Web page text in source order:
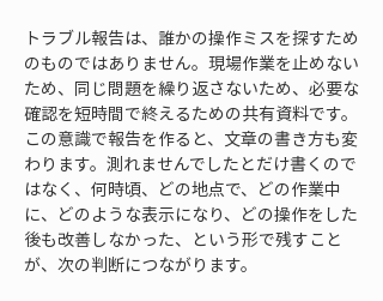
トラブル報告は、誰かの操作ミスを探すため
のものではありません。現場作業を止めない
ため、同じ問題を繰り返さないため、必要な
確認を短時間で終えるための共有資料です。
この意識で報告を作ると、文章の書き方も変
わります。測れませんでしたとだけ書くので
はなく、何時頃、どの地点で、どの作業中
に、どのような表示になり、どの操作をした
後も改善しなかった、という形で残すこと
が、次の判断につながります。